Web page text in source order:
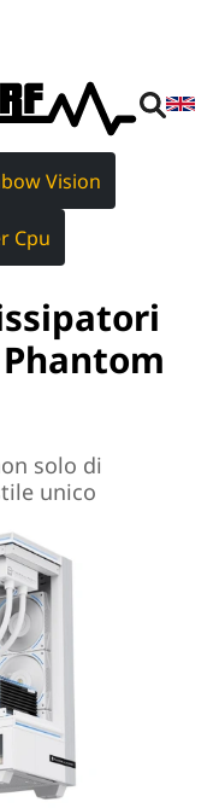
Vision
Cpu
solo di
unico